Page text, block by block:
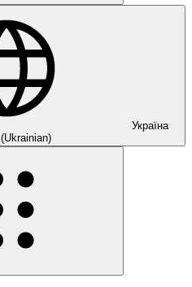
Україна
(Ukrainian)